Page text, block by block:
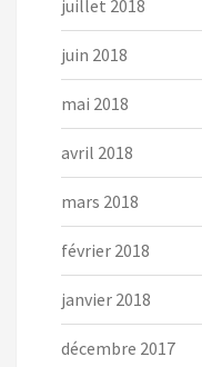
juillet 2018
juin 2018
mai 2018
avril 2018
mars 2018
février 2018
janvier 2018
décembre 2017